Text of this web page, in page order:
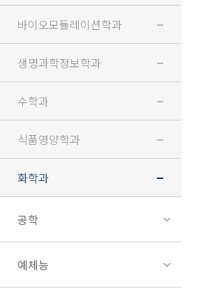
바이오모듈레이션학과
생명과학정보학과
수학과
식품영양학과
화학과
공학
예체능